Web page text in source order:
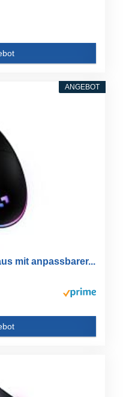
ANGEBOT
mit anpassbarer...